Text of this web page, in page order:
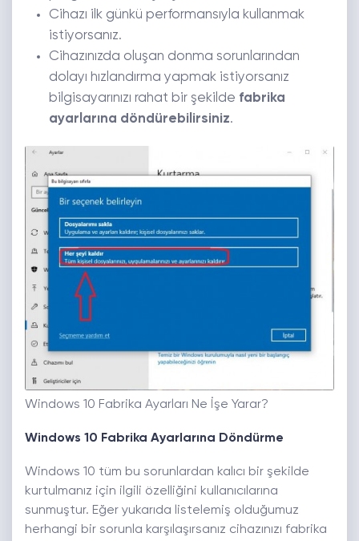
Cihazı ilk günkü performansıyla kullanmak
istiyorsanız.
Cihazınızda oluşan donma sorunlarından
dolayı hızlandırma yapmak istiyorsanız
bilgisayarınızı rahat bir şekilde fabrika
ayarlarına döndürebilirsiniz.
Windows 10 Fabrika Ayarları Ne İşe Yarar?
Windows 10 Fabrika Ayarlarına Döndürme
Windows 10 tüm bu sorunlardan kalıcı bir şekilde
kurtulmanız için ilgili özelliğini kullanıcılarına
sunmuştur. Eğer yukarıda listelemiş olduğumuz
herhangi bir sorunla karşılaşırsanız cihazınızı fabrika